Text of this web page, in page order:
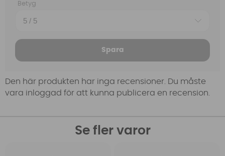
Betyg
Spara
Den här produkten har inga recensioner. Du måste
vara inloggad för att kunna publicera en recension.
Se fler varor